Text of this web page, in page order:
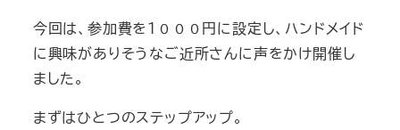
今回は、参加費を１０００円に設定し、ハンドメイド
に興味がありそうなご近所さんに声をかけ開催し
ました。
まずはひとつのステップアップ。